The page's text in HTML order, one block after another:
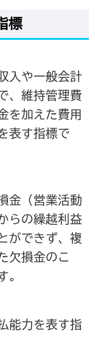
標
入や一般会計
、維持管理費
を加えた費用
表す指標で
金（営業活動
らの繰越利益
ができず、複
欠損金のこ
。
能力を表す指